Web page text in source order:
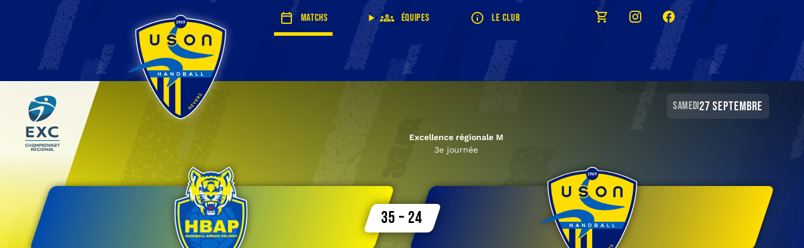
Matchs Équipes Le club
samedi27 septembre
Excellence régionale M
3e journée
35 – 24